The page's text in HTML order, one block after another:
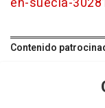
Contenido